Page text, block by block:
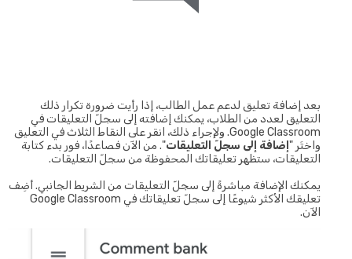
بعد إضافة تعليق لدعم عمل الطالب، إذا رأيت ضرورة تكرار ذلك
التعليق لعدد من الطلاب، يمكنك إضافته إلى سجلّ التعليقات في
Google Classroom. ولإجراء ذلك، انقر على النقاط الثلاث في التعليق
واختَر " إضافة إلى سجلّ التعليقات". من الآن فصاعدًا، فور بدء كتابة
التعليقات، ستظهر تعليقاتك المحفوظة من سجلّ التعليقات.
يمكنك الإضافة مباشرةً إلى سجلّ التعليقات من الشريط الجانبي. أضِف
تعليقك الأكثر شيوعًا إلى سجلّ تعليقاتك في Google Classroom